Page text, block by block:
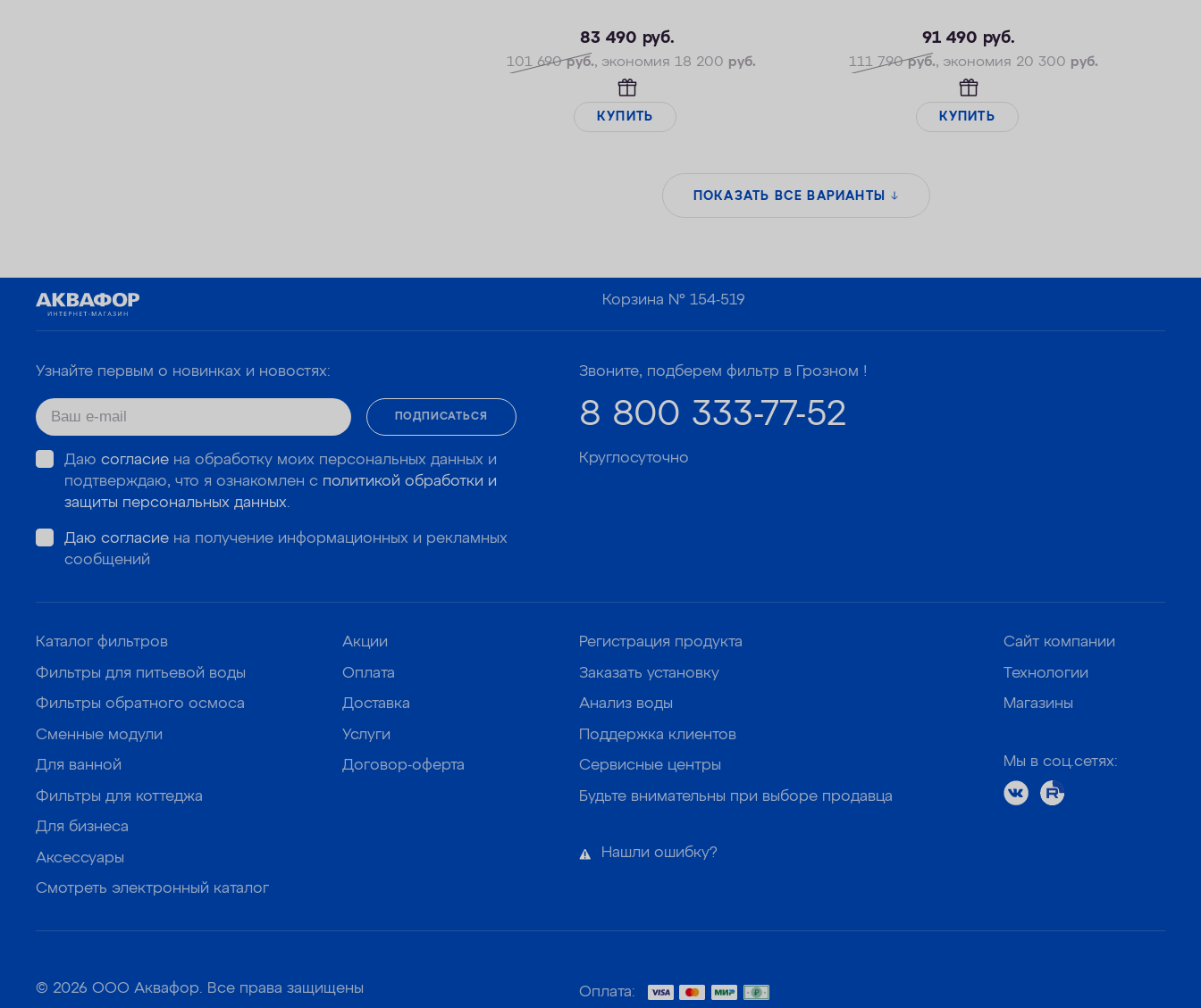
— Максимальная удаляемая жесткость — 28
мг-экв/л
железа — 12 мг/л
— Максимальная удаляемая концентрация
— Объем воды/соли на регенерацию от 43
— Удаляет сероводород до 1 мг/л
83 490 руб.
101 690руб., экономия 18 200 руб.
КУПИТЬ
— Максимальная удаляемая жесткость — 34
мг-экв/л
железа — 14 мг/л
— Максимальная удаляемая концентрация
— Объем воды/соли на регенерацию от 70
литров / 1,4 кг
— Удаляет сероводород до 1 мг/л
91 490 руб.
111 790руб., экономия 20 300 руб.
КУПИТЬ
ПОКАЗАТЬ ВСЕ ВАРИАНТЫ
Корзина №154-519
Узнайте первым о новинках и новостях:
ПОДПИСАТЬСЯ
Даю согласиена обработку моих персональных данных и
подтверждаю, что я ознакомлен с политикой обработки и
защиты персональных данных.
Даю согласиена получение информационных и рекламных
сообщений
Звоните, подберем фильтр в Грозном !
8 800 333-77-52
Круглосуточно
Каталог фильтров
Фильтры для питьевой воды
Фильтры обратного осмоса
Сменные модули
Для ванной
Фильтры для коттеджа
Для бизнеса
Аксессуары
Смотреть электронный каталог
Акции
Оплата
Доставка
Услуги
Договор-оферта
Регистрация продукта
Заказать установку
Анализ воды
Поддержка клиентов
Сервисные центры
Будьте внимательны при выборе продавца
Нашли ошибку?
Сайт компании
Технологии
Магазины
Мы в соц.сетях:
© 2026 ООО Аквафор. Все права защищены Оплата: